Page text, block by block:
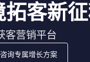
客新
客营销平台
咨询专属增长方案